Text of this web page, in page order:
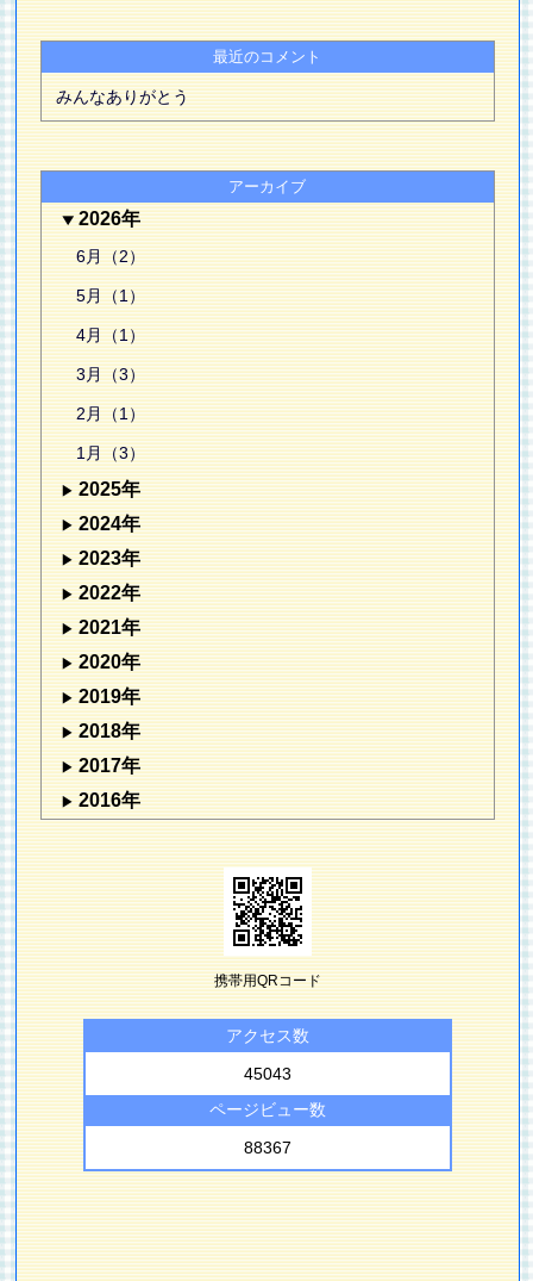
最近のコメント
みんなありがとう
アーカイブ
2026年
6月（2）
5月（1）
4月（1）
3月（3）
2月（1）
1月（3）
2025年
2024年
2023年
2022年
2021年
2020年
2019年
2018年
2017年
2016年
携帯用QRコード
アクセス数
45043
ページビュー数
88367